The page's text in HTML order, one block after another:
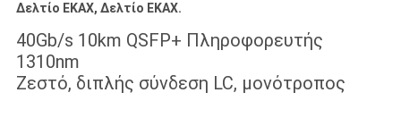
Δελτίο ΕΚΑΧ, Δελτίο ΕΚΑΧ.
40Gb/s 10km QSFP+ Πληροφορευτής
1310nm
Ζεστό, διπλής σύνδεση LC, μονότροπος